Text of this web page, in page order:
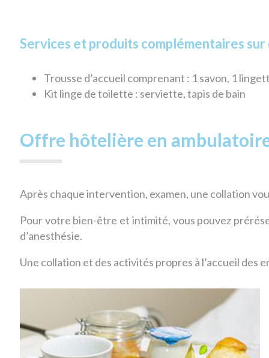
Services et produits complémentaires sur
Trousse d’accueil comprenant : 1 savon, 1
Kit linge de toilette : serviette, tapis de bain
Offre hôtelière en
Après chaque intervention, examen, une collation
Pour votre bien-être et intimité, vous pouvez
d’anesthésie.
Une collation et des activités propres à l’accueil des